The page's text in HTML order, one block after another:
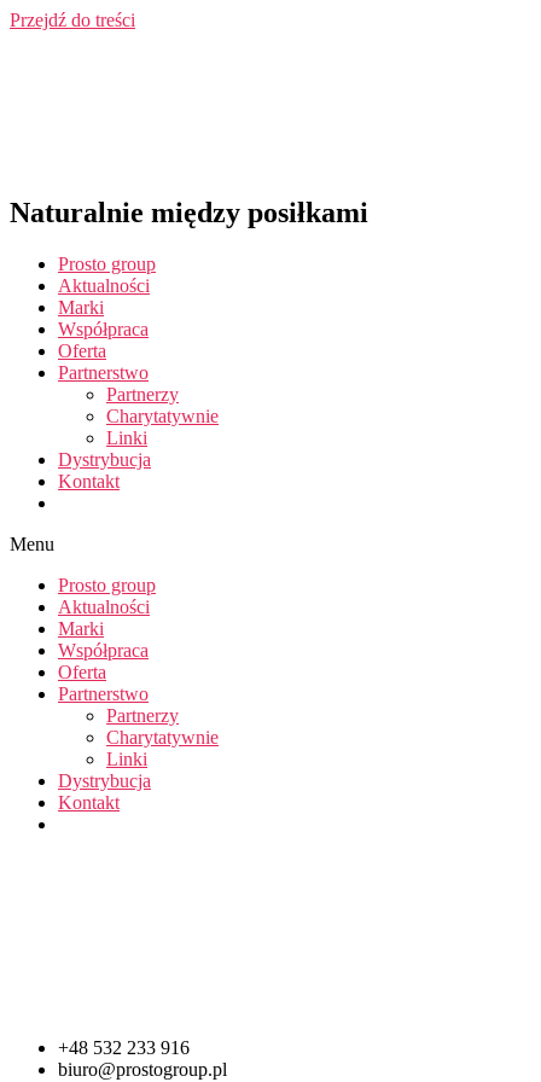
Przejdź do treści
Naturalnie między posiłkami
Prosto group
Aktualności
Marki
Współpraca
Oferta
Partnerstwo
Partnerzy
Charytatywnie
Linki
Dystrybucja
Kontakt
Menu
Prosto group
Aktualności
Marki
Współpraca
Oferta
Partnerstwo
Partnerzy
Charytatywnie
Linki
Dystrybucja
Kontakt
+48 532 233 916
biuro@prostogroup.pl